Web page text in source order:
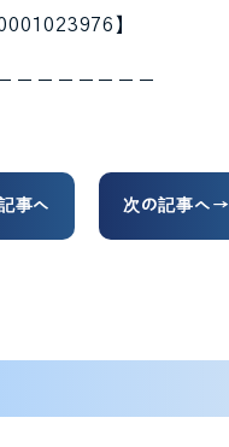
】
ーーーーーーー
事へ 次の記事へ→